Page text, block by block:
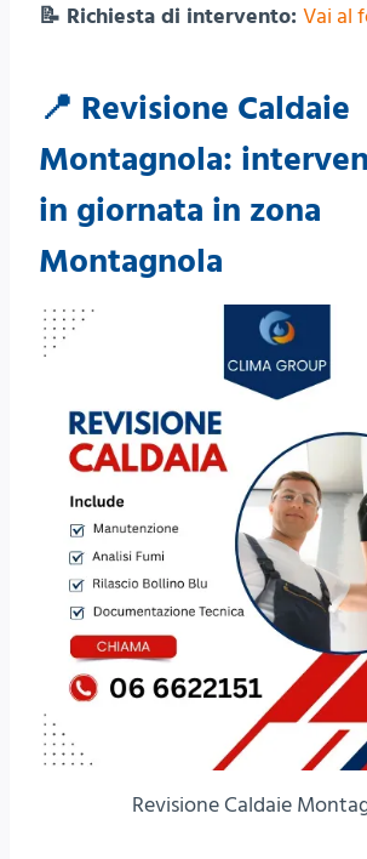
📝 Richiesta di intervento: Vai al
📍 Revisione Caldaie
Montagnola:
in giornata in zona
Montagnola
Revisione Caldaie